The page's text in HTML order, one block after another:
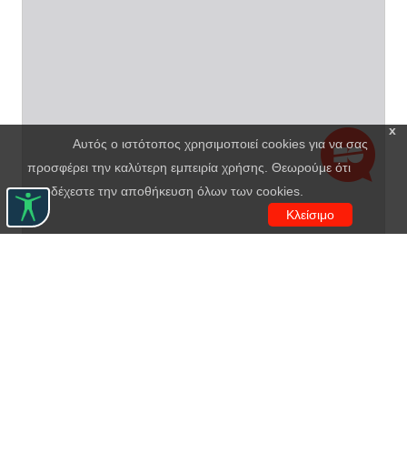
x
Αυτός ο ιστότοπος χρησιμοποιεί cookies για να σας
προσφέρει την καλύτερη εμπειρία χρήσης. Θεωρούμε ότι
αποδέχεστε την αποθήκευση όλων των cookies.
Κλείσιμο